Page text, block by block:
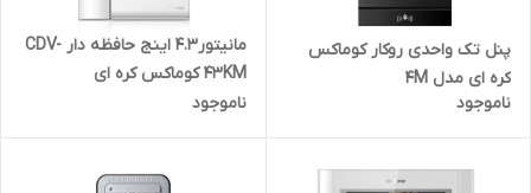
پنل تک واحدی روکار کوماکس
کره ای مدل 4M
ناموجود
مانیتور۴.۳ اینج حافظه دار CDV-
43KM کوماکس کره ای
ناموجود